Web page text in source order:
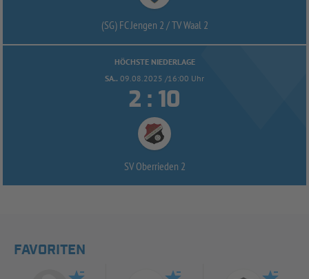
(SG) FC Jengen 2 /TV Waal 2
HÖCHSTE NIEDERLAGE
SA.. 09.08.2025 /16:00 Uhr
 : 
SV Oberrieden 2
FAVORITEN